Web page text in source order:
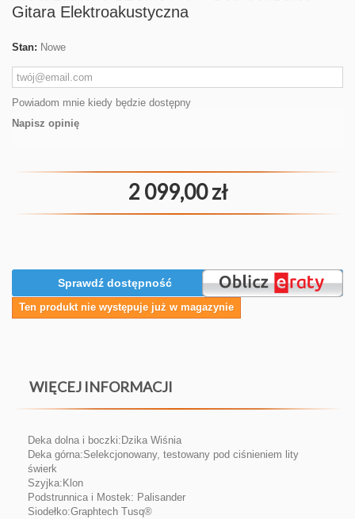
Gitara Elektroakustyczna
Stan: Nowe
Powiadom mnie kiedy będzie dostępny
Napisz opinię
2 099,00 zł
Sprawdź dostępność
Ten produkt nie występuje już w magazynie
WIĘCEJ INFORMACJI
Deka dolna i boczki:Dzika Wiśnia
Deka górna:Selekcjonowany, testowany pod ciśnieniem lity
świerk
Szyjka:Klon
Podstrunnica i Mostek: Palisander
Siodełko:Graphtech Tusq®